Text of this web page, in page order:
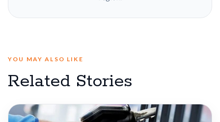
YOU MAY ALSO LIKE
Related Stories